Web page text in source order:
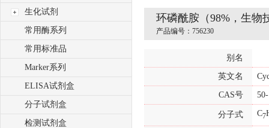
生化试剂
常用酶系列
常用标准品
Marker系列
ELISA试剂盒
分子试剂盒
检测试剂盒
环磷酰胺（98%，生物
产品编号：756230
别名
英文名
CAS号
分子式 C7